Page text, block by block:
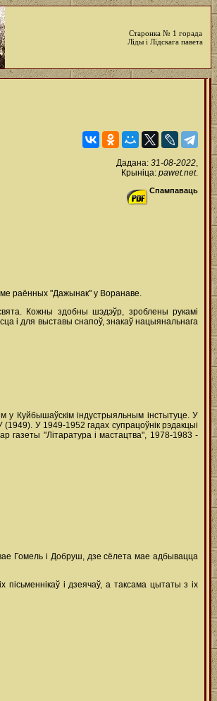
Старонка № 1 горада
Ліды і Лідскага павета
Дадана: 31-08-2022,
Крыніца: pawet.net.
Спампаваць
раённых "Дажынак" у Воранаве.
Кожны здобны шэдэўр, зроблены рукамі
і для выставы снапоў, знакаў нацыянальнага
у Куйбышаўскім індустрыяльным інстытуце. У
У 1949-1952 гадах супрацоўнік рэдакцыі
газеты "Літаратура і мастацтва", 1978-1983 -
Гомель і Добруш, дзе сёлета мае адбывацца
і дзеячаў, а таксама цытаты з іх